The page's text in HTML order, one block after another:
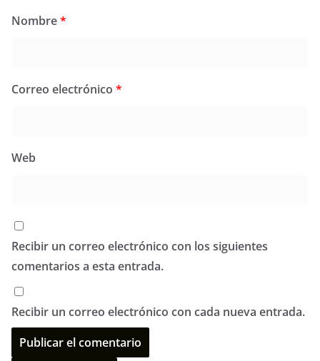
Nombre*
Correo electrónico *
Web
Recibir un correo electrónico con los siguientes
comentarios a esta entrada.
Recibir un correo electrónico con cada nueva entrada.